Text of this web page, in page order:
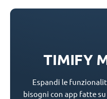
TIMIFY
Espandi le
bisogni con app fatte